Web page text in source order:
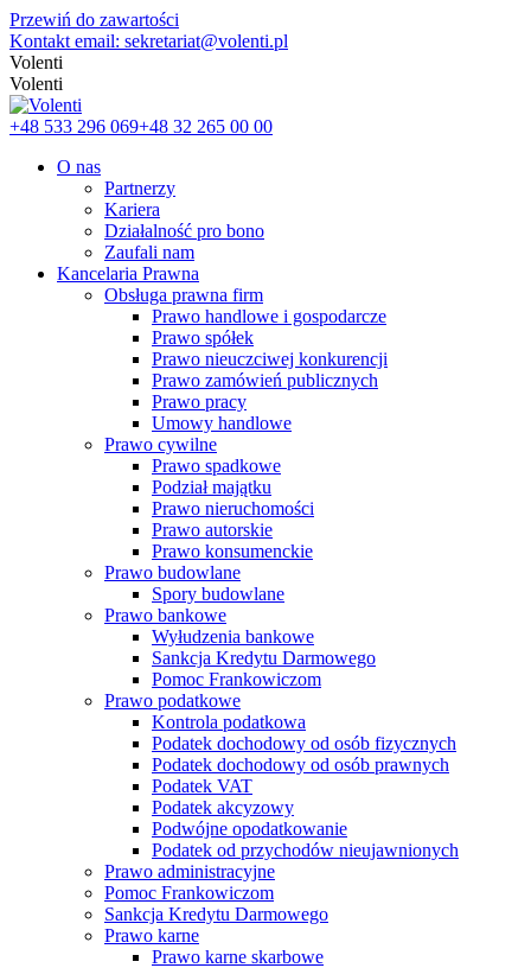
Przewiń do zawartości
Kontakt email: sekretariat@volenti.pl
Volenti
Volenti
+48 533 296 069+48 32 265 00 00
O nas
Partnerzy
Kariera
Działalność pro bono
Zaufali nam
Kancelaria Prawna
Obsługa prawna firm
Prawo handlowe i gospodarcze
Prawo spółek
Prawo nieuczciwej konkurencji
Prawo zamówień publicznych
Prawo pracy
Umowy handlowe
Prawo cywilne
Prawo spadkowe
Podział majątku
Prawo nieruchomości
Prawo autorskie
Prawo konsumenckie
Prawo budowlane
Spory budowlane
Prawo bankowe
Wyłudzenia bankowe
Sankcja Kredytu Darmowego
Pomoc Frankowiczom
Prawo podatkowe
Kontrola podatkowa
Podatek dochodowy od osób fizycznych
Podatek dochodowy od osób prawnych
Podatek VAT
Podatek akcyzowy
Podwójne opodatkowanie
Podatek od przychodów nieujawnionych
Prawo administracyjne
Pomoc Frankowiczom
Sankcja Kredytu Darmowego
Prawo karne
Prawo karne skarbowe